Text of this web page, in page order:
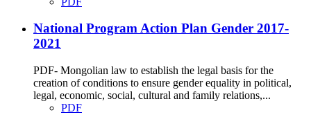
National Program Action Plan Gender 2017-
2021
PDF- Mongolian law to establish the legal basis for the
creation of conditions to ensure gender equality in political,
legal, economic, social, cultural and family relations,...
PDF